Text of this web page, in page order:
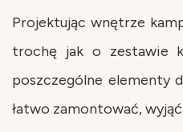
Projektując wnętrze
trochę jak o zestawie
poszczególne elementy
łatwo zamontować,